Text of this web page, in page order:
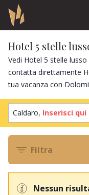
Hotel 5 stelle
Vedi Hotel 5 stelle
contatta direttamente
tua vacanza con
Caldaro, Inserisci qui
Filtra
Nessun